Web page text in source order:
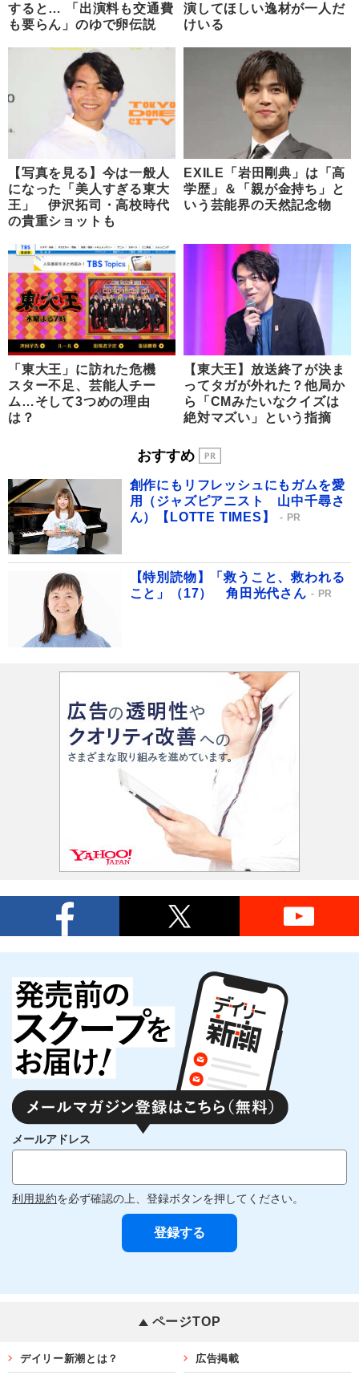
すると… 「出演料も交通費
も要らん」のゆで卵伝説
演してほしい逸材が一人だ
けいる
【写真を見る】今は一般人
になった「美人すぎる東大
王」 伊沢拓司・高校時代
の貴重ショットも
EXILE「岩田剛典」は「高
学歴」＆「親が金持ち」と
いう芸能界の天然記念物
「東大王」に訪れた危機
スター不足、芸能人チー
ム…そして3つめの理由
は？
【東大王】放送終了が決ま
ってタガが外れた？他局か
ら「CMみたいなクイズは
絶対マズい」という指摘
おすすめ
創作にもリフレッシュにもガムを愛
用（ジャズピアニスト 山中千尋さ
ん）【LOTTE TIMES】
PR
【特別読物】「救うこと、救われる
こと」（17） 角田光代さん
PR
メールアドレス
利用規約を必ず確認の上、登録ボタンを押してください。
ページTOP
デイリー新潮とは？ 広告掲載